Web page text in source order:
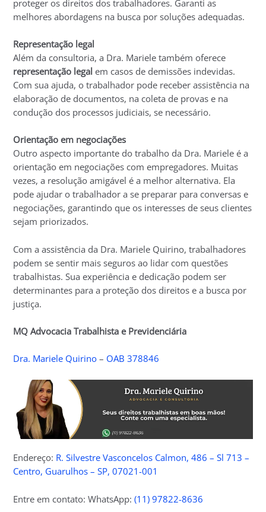
proteger os direitos dos trabalhadores. Garanti as
melhores abordagens na busca por soluções adequadas.
Representação legal
Além da consultoria, a Dra. Mariele também oferece
representação legal em casos de demissões indevidas.
Com sua ajuda, o trabalhador pode receber assistência na
elaboração de documentos, na coleta de provas e na
condução dos processos judiciais, se necessário.
Orientação em negociações
Outro aspecto importante do trabalho da Dra. Mariele é a
orientação em negociações com empregadores. Muitas
vezes, a resolução amigável é a melhor alternativa. Ela
pode ajudar o trabalhador a se preparar para conversas e
negociações, garantindo que os interesses de seus clientes
sejam priorizados.
Com a assistência da Dra. Mariele Quirino, trabalhadores
podem se sentir mais seguros ao lidar com questões
trabalhistas. Sua experiência e dedicação podem ser
determinantes para a proteção dos direitos e a busca por
justiça.
MQ Advocacia Trabalhista e Previdenciária
Dra. Mariele Quirino – OAB 378846
Endereço: R. Silvestre Vasconcelos Calmon, 486 – Sl 713 –
Centro, Guarulhos – SP, 07021-001
Entre em contato: WhatsApp:(11) 97822-8636